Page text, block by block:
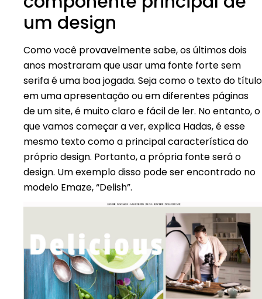
um design
Como você provavelmente sabe, os últimos dois
anos mostraram que usar uma fonte forte sem
serifa é uma boa jogada. Seja como o texto do título
em uma apresentação ou em diferentes páginas
de um site, é muito claro e fácil de ler. No entanto, o
que vamos começar a ver, explica Hadas, é esse
mesmo texto como a principal característica do
próprio design. Portanto, a própria fonte será o
design. Um exemplo disso pode ser encontrado no
modelo Emaze, “Delish”.